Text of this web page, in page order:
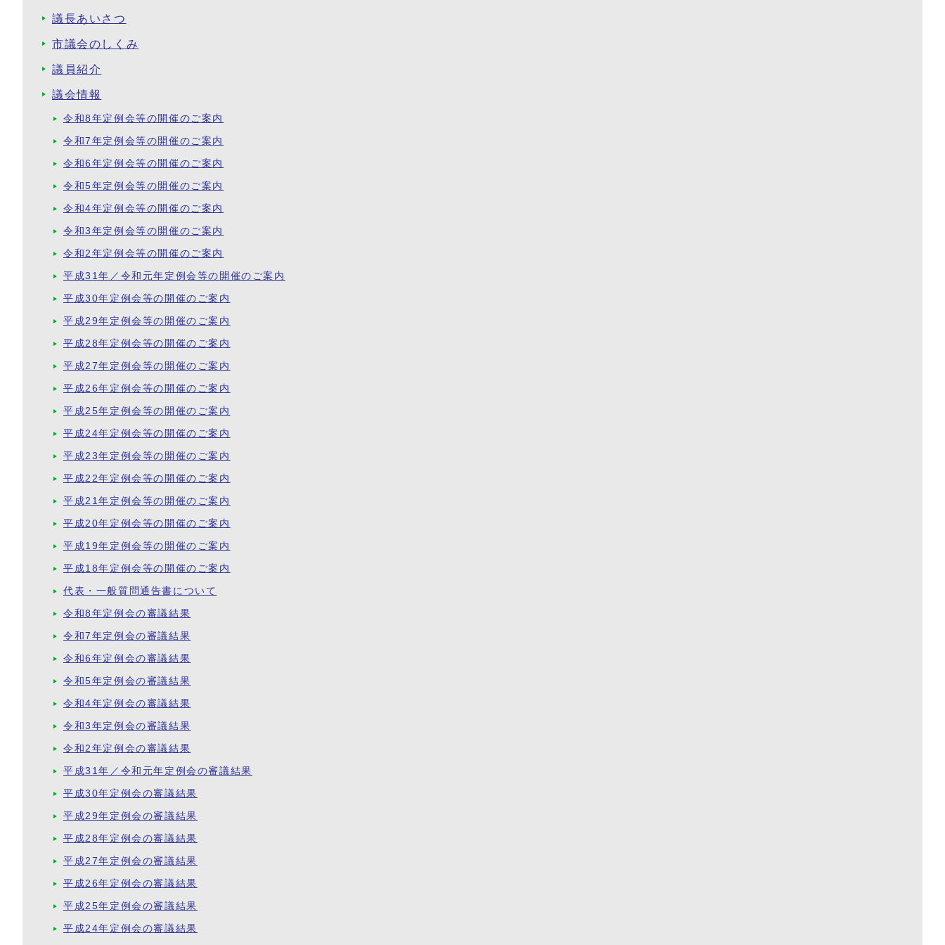
議長あいさつ
市議会のしくみ
議員紹介
議会情報
令和8年定例会等の開催のご案内
令和7年定例会等の開催のご案内
令和6年定例会等の開催のご案内
令和5年定例会等の開催のご案内
令和4年定例会等の開催のご案内
令和3年定例会等の開催のご案内
令和2年定例会等の開催のご案内
平成31年／令和元年定例会等の開催のご案内
平成30年定例会等の開催のご案内
平成29年定例会等の開催のご案内
平成28年定例会等の開催のご案内
平成27年定例会等の開催のご案内
平成26年定例会等の開催のご案内
平成25年定例会等の開催のご案内
平成24年定例会等の開催のご案内
平成23年定例会等の開催のご案内
平成22年定例会等の開催のご案内
平成21年定例会等の開催のご案内
平成20年定例会等の開催のご案内
平成19年定例会等の開催のご案内
平成18年定例会等の開催のご案内
代表・一般質問通告書について
令和8年定例会の審議結果
令和7年定例会の審議結果
令和6年定例会の審議結果
令和5年定例会の審議結果
令和4年定例会の審議結果
令和3年定例会の審議結果
令和2年定例会の審議結果
平成31年／令和元年定例会の審議結果
平成30年定例会の審議結果
平成29年定例会の審議結果
平成28年定例会の審議結果
平成27年定例会の審議結果
平成26年定例会の審議結果
平成25年定例会の審議結果
平成24年定例会の審議結果